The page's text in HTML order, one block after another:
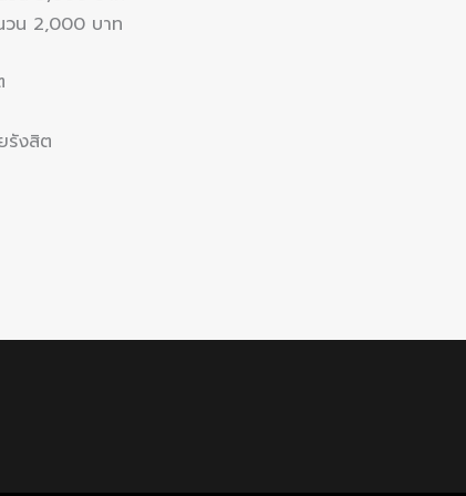
วน 2,000 บาท
รังสิต